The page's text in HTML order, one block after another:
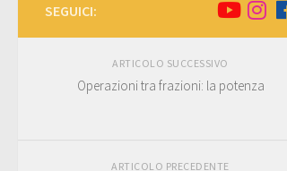
SEGUICI:
ARTICOLO SUCCESSIVO
Operazioni tra frazioni: la potenza
ARTICOLO PRECEDENTE